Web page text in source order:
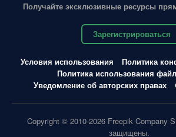
Получайте эксклюзивные ресурсы
Зарегистрироваться
Условия использования
Политика
Политика использования
Уведомление об авторских правах
Copyright © 2010-2026 Freepik Company
защищены.